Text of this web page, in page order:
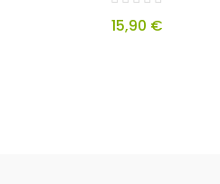
15,90 €